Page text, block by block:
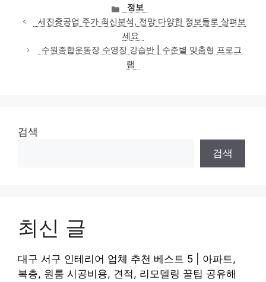
카
테
고
리
정보
세진중공업 주가 최신분석, 전망 다양한 정보들로 살펴보
세요
수원종합운동장 수영장 강습반 | 수준별 맞춤형 프로그
램
검색
검색
최신 글
대구 서구 인테리어 업체 추천 베스트 5 | 아파트,
복층, 원룸 시공비용, 견적, 리모델링 꿀팁 공유해